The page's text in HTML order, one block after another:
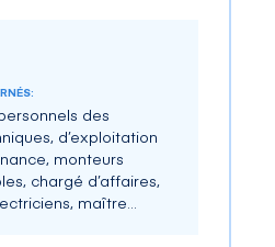
des
d’exploitation
monteurs
chargé d’affaires,
maître